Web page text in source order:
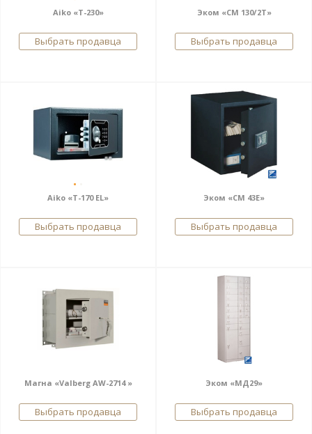
Aiko «T-230»
Выбрать продавца
Эком «СМ 130/2Т»
Выбрать продавца
Aiko «T-170 EL»
Выбрать продавца
Эком «СМ 43Е»
Выбрать продавца
Магна «Valberg AW-2714 »
Выбрать продавца
Эком «МД29»
Выбрать продавца